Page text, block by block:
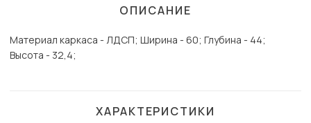
ОПИСАНИЕ
Материал каркаса - ЛДСП; Ширина - 60; Глубина - 44;
Высота - 32,4;
ХАРАКТЕРИСТИКИ